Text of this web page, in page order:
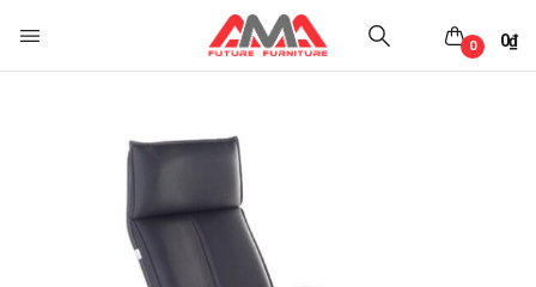
0₫
0